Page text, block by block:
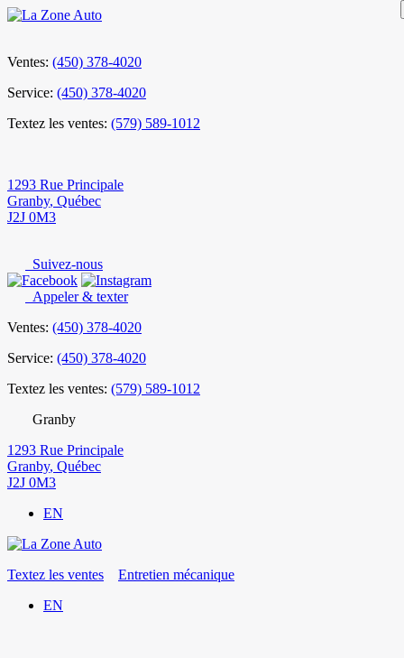
Ventes: (450) 378-4020
Service: (450) 378-4020
Textez les ventes: (579) 589-1012
1293 Rue Principale
Granby, Québec
J2J 0M3
Suivez-nous
Appeler & texter
Ventes: (450) 378-4020
Service: (450) 378-4020
Textez les ventes: (579) 589-1012
Granby
1293 Rue Principale
Granby, Québec
J2J 0M3
EN
Textez les ventes
Entretien mécanique
EN